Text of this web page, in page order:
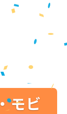
モビ